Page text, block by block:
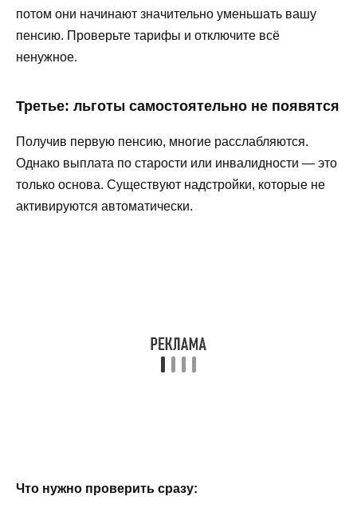
потом они начинают значительно уменьшать вашу
пенсию. Проверьте тарифы и отключите всё
ненужное.
Третье: льготы самостоятельно не появятся
Получив первую пенсию, многие расслабляются.
Однако выплата по старости или инвалидности — это
только основа. Существуют надстройки, которые не
активируются автоматически.
Что нужно проверить сразу: